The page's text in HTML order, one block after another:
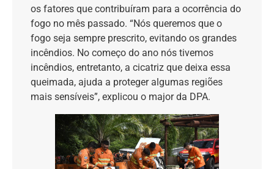
os fatores que contribuíram para a ocorrência do
fogo no mês passado. “Nós queremos que o
fogo seja sempre prescrito, evitando os grandes
incêndios. No começo do ano nós tivemos
incêndios, entretanto, a cicatriz que deixa essa
queimada, ajuda a proteger algumas regiões
mais sensíveis”, explicou o major da DPA.